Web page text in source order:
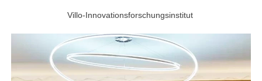
Villo-Innovationsforschungsinstitut